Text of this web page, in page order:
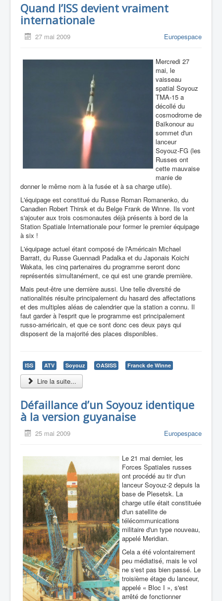
Quand l’ISS devient vraiment
internationale
27 mai 2009 Europespace
Mercredi 27
mai, le
vaisseau
spatial Soyouz
TMA-15 a
décollé du
cosmodrome de
Baïkonour au
sommet d'un
lanceur
Soyouz-FG (les
Russes ont
cette mauvaise
manie de
donner le même nom à la fusée et à sa charge utile).
L'équipage est constitué du Russe Roman Romanenko, du
Canadien Robert Thirsk et du Belge Frank de Winne. Ils vont
s'ajouter aux trois cosmonautes déjà présents à bord de la
Station Spatiale Internationale pour former le premier équipage
à six !
L'équipage actuel étant composé de l'Américain Michael
Barratt, du Russe Guennadi Padalka et du Japonais Koichi
Wakata, les cinq partenaires du programme seront donc
représentés simultanément, ce qui est une grande première.
Mais peut-être une dernière aussi. Une telle diversité de
nationalités résulte principalement du hasard des affectations
et des multiples aléas de calendrier que la station a connu. Il
faut garder à l'esprit que le programme est principalement
russo-américain, et que ce sont donc ces deux pays qui
disposent de la majorité des places disponibles.
ISS ATV Soyouz OASISS Franck de Winne
Lire la suite...
Défaillance d’un Soyouz identique
à la version guyanaise
25 mai 2009 Europespace
Le 21 mai dernier, les
Forces Spatiales russes
ont procédé au tir d'un
lanceur Soyouz-2 depuis la
base de Plesetsk. La
charge utile était constituée
d'un satellite de
télécommunications
militaire d'un type nouveau,
appelé Meridian.
Cela a été volontairement
peu médiatisé, mais le vol
ne s'est pas bien passé. Le
troisième étage du lanceur,
appelé « Bloc I », s'est
arrêté de fonctionner